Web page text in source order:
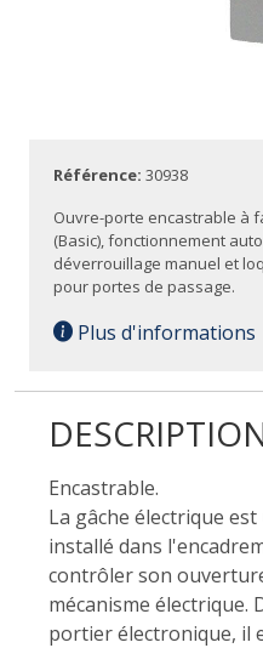
Référence: 30938
Ouvre-porte encastrable à
(Basic), fonctionnement
déverrouillage manuel et
pour portes de passage.
Plus d'informations
Encastrable.
La gâche électrique
installé dans
contrôler son
mécanisme électrique.
portier électronique, il